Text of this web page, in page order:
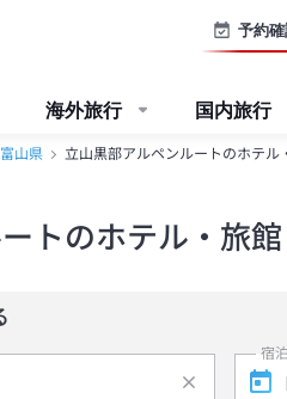
予約
海外旅行 国内旅行
富山県 立山黒部アルペンルートのホテル
トのホテル・旅
宿